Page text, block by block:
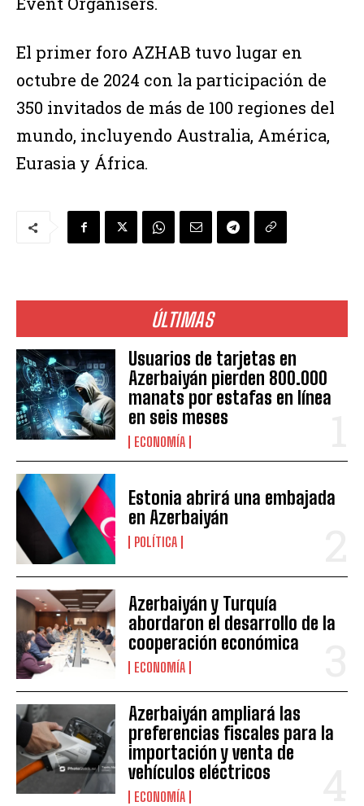
ÚLTIMAS
Usuarios de tarjetas en
Azerbaiyán pierden 800.000
manats por estafas en línea
en seis meses
ECONOMÍA
Estonia abrirá una embajada
en Azerbaiyán
POLÍTICA
Azerbaiyán y Turquía
abordaron el desarrollo de la
cooperación económica
ECONOMÍA
Azerbaiyán ampliará las
preferencias fiscales para la
importación y venta de
vehículos eléctricos
ECONOMÍA
El primer foro AZHAB tuvo lugar en
octubre de 2024 con la participación de
350 invitados de más de 100 regiones del
mundo, incluyendo Australia, América,
Eurasia y África.